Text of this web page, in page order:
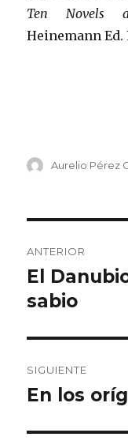
Ten Novels
Heinemann Ed.
Autor
Aurelio Pérez
de
entradas
ANTERIOR
Entrada
anterior:
El
sabio
SIGUIENTE
Entrada
En los